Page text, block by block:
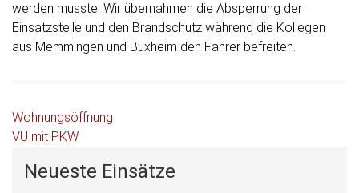
werden musste. Wir übernahmen die Absperrung der
Einsatzstelle und den Brandschutz während die Kollegen
aus Memmingen und Buxheim den Fahrer befreiten.
Beitragsnavigation
Wohnungsöffnung
VU mit PKW
Neueste Einsätze